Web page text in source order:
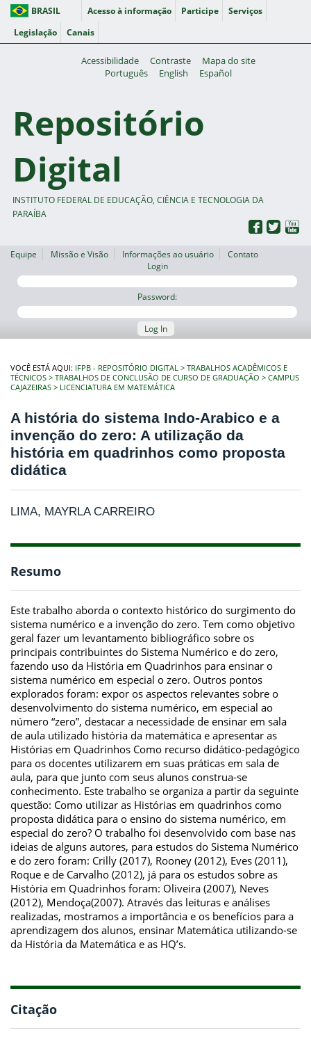
BRASIL Acesso à informação Participe
Serviços
Legislação
Canais
Acessibilidade Contraste
Mapa do site
Português
English Español
Repositório
Digital
INSTITUTO FEDERAL DE EDUCAÇÃO, CIÊNCIA E TECNOLOGIA DA
PARAÍBA
Equipe Missão e Visão Informações ao usuário
Contato
Login
Password:
Log In
VOCÊ ESTÁ AQUI: IFPB - REPOSITÓRIO DIGITAL
TRABALHOS ACADÊMICOS E
TÉCNICOS
TRABALHOS DE CONCLUSÃO DE CURSO DE GRADUAÇÃO
CAMPUS
CAJAZEIRAS
LICENCIATURA EM MATEMÁTICA
A história do sistema Indo-Arabico e a
invenção do zero: A utilização da
história em quadrinhos como proposta
didática
LIMA, MAYRLA CARREIRO
Resumo
Este trabalho aborda o contexto histórico do surgimento do
sistema numérico e a invenção do zero. Tem como objetivo
geral fazer um levantamento bibliográfico sobre os
principais contribuintes do Sistema Numérico e do zero,
fazendo uso da História em Quadrinhos para ensinar o
sistema numérico em especial o zero. Outros pontos
explorados foram: expor os aspectos relevantes sobre o
desenvolvimento do sistema numérico, em especial ao
número “zero”, destacar a necessidade de ensinar em sala
de aula utilizado história da matemática e apresentar as
Histórias em Quadrinhos Como recurso didático-pedagógico
para os docentes utilizarem em suas práticas em sala de
aula, para que junto com seus alunos construa-se
conhecimento. Este trabalho se organiza a partir da seguinte
questão: Como utilizar as Histórias em quadrinhos como
proposta didática para o ensino do sistema numérico, em
especial do zero? O trabalho foi desenvolvido com base nas
ideias de alguns autores, para estudos do Sistema Numérico
e do zero foram: Crilly (2017), Rooney (2012), Eves (2011),
Roque e de Carvalho (2012), já para os estudos sobre as
História em Quadrinhos foram: Oliveira (2007), Neves
(2012), Mendoça(2007). Através das leituras e análises
realizadas, mostramos a importância e os benefícios para a
aprendizagem dos alunos, ensinar Matemática utilizando-se
da História da Matemática e as HQ’s.
Citação